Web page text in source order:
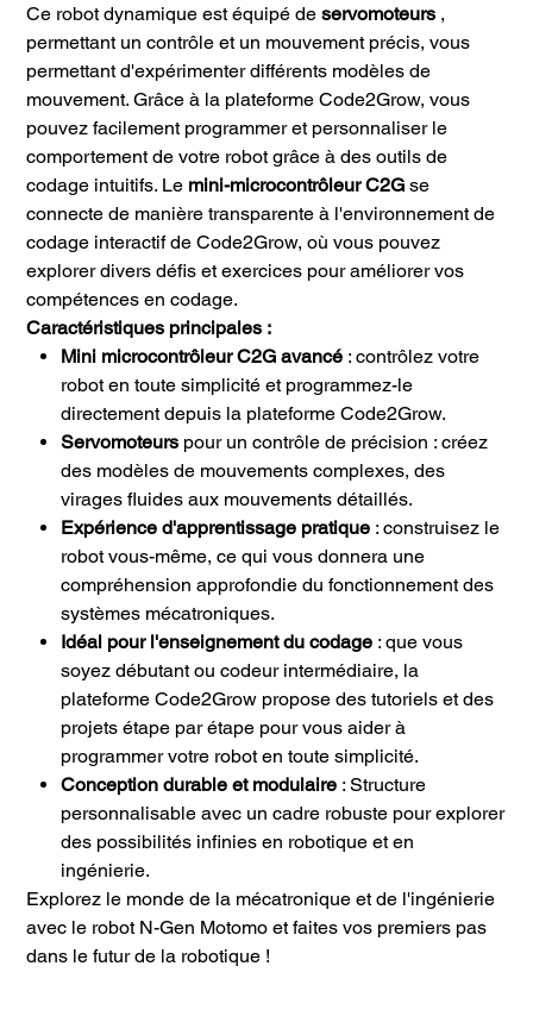
Ce robot dynamique est équipé deservomoteurs ,
permettant un contrôle et un mouvement précis, vous
permettant d'expérimenter différents modèles de
mouvement. Grâce à la plateforme Code2Grow, vous
pouvez facilement programmer et personnaliser le
comportement de votre robot grâce à des outils de
codage intuitifs. Le mini-microcontrôleur C2G se
connecte de manière transparente à l'environnement de
codage interactif de Code2Grow, où vous pouvez
explorer divers défis et exercices pour améliorer vos
compétences en codage.
Caractéristiques principales :
Mini microcontrôleur C2G avancé : contrôlez votre
robot en toute simplicité et programmez-le
directement depuis la plateforme Code2Grow.
Servomoteurs pour un contrôle de précision : créez
des modèles de mouvements complexes, des
virages fluides aux mouvements détaillés.
Expérience d'apprentissage pratique : construisez le
robot vous-même, ce qui vous donnera une
compréhension approfondie du fonctionnement des
systèmes mécatroniques.
Idéal pour l'enseignement du codage : que vous
soyez débutant ou codeur intermédiaire, la
plateforme Code2Grow propose des tutoriels et des
projets étape par étape pour vous aider à
programmer votre robot en toute simplicité.
Conception durable et modulaire : Structure
personnalisable avec un cadre robuste pour explorer
des possibilités infinies en robotique et en
ingénierie.
Explorez le monde de la mécatronique et de l'ingénierie
avec le robot N-Gen Motomo et faites vos premiers pas
dans le futur de la robotique !